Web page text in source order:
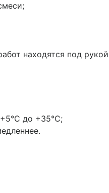
находятся под
до +35°С;